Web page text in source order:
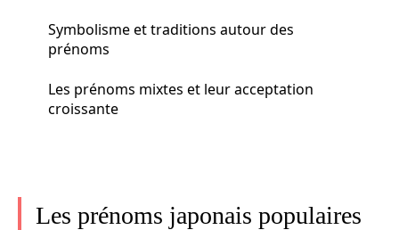
Symbolisme et traditions autour des
prénoms
Les prénoms mixtes et leur acceptation
croissante
Les prénoms japonais populaires